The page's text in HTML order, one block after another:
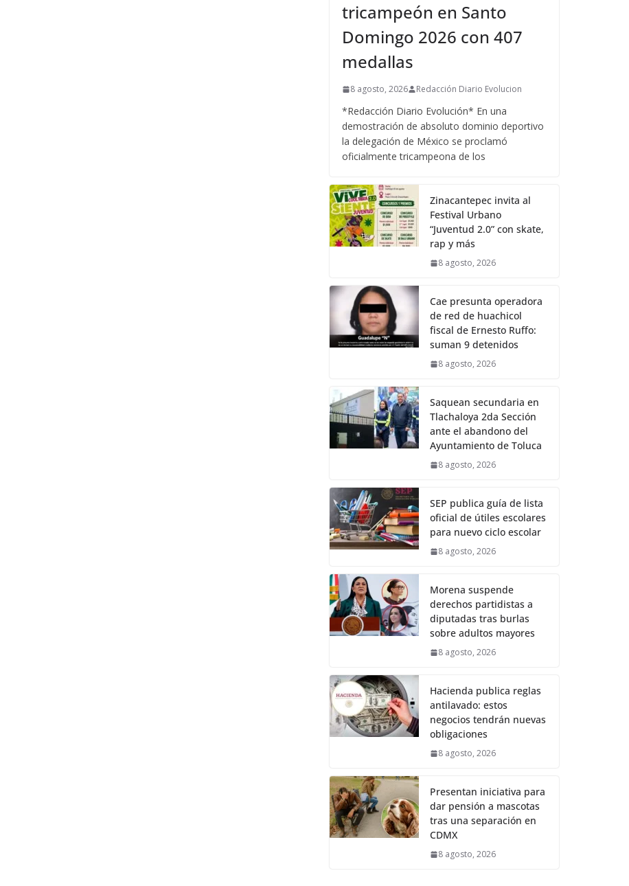
tricampeón en Santo
Domingo 2026 con 407
medallas
8 agosto, 2026 Redacción Diario Evolucion
*Redacción Diario Evolución* En una
demostración de absoluto dominio deportivo
la delegación de México se proclamó
oficialmente tricampeona de los
Zinacantepec invita al
Festival Urbano
“Juventud 2.0” con skate,
rap y más
8 agosto, 2026
Cae presunta operadora
de red de huachicol
fiscal de Ernesto Ruffo:
suman 9 detenidos
8 agosto, 2026
Saquean secundaria en
Tlachaloya 2da Sección
ante el abandono del
Ayuntamiento de Toluca
8 agosto, 2026
SEP publica guía de lista
oficial de útiles escolares
para nuevo ciclo escolar
8 agosto, 2026
Morena suspende
derechos partidistas a
diputadas tras burlas
sobre adultos mayores
8 agosto, 2026
Hacienda publica reglas
antilavado: estos
negocios tendrán nuevas
obligaciones
8 agosto, 2026
Presentan iniciativa para
dar pensión a mascotas
tras una separación en
CDMX
8 agosto, 2026